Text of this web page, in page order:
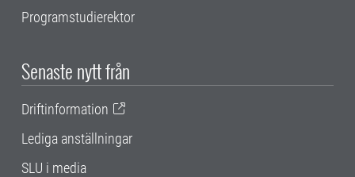
Programstudierektor
Senaste nytt från
Driftinformation
Lediga anställningar
SLU i media